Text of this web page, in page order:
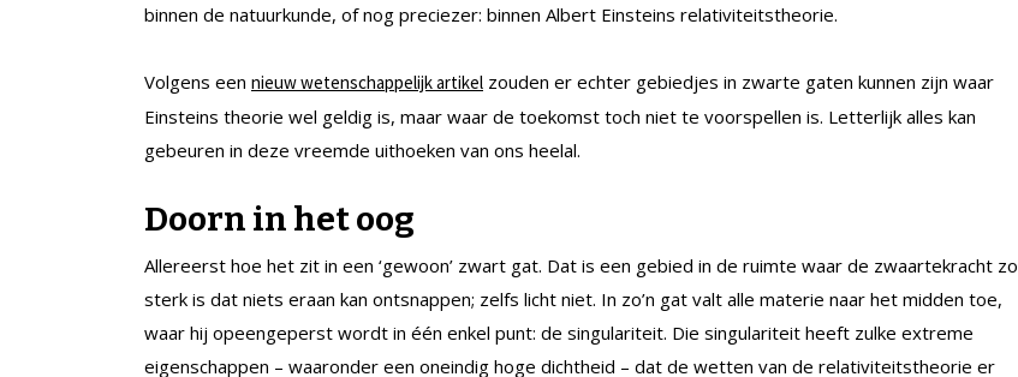
binnen de natuurkunde, of nog preciezer: binnen Albert Einsteins relativiteitstheorie.
Volgens een nieuw wetenschappelijk artikel zouden er echter gebiedjes in zwarte gaten kunnen zijn waar
Einsteins theorie wel geldig is, maar waar de toekomst toch niet te voorspellen is. Letterlijk alles kan
gebeuren in deze vreemde uithoeken van ons heelal.
Doorn in het oog
Allereerst hoe het zit in een ‘gewoon’ zwart gat. Dat is een gebied in de ruimte waar de zwaartekracht zo
sterk is dat niets eraan kan ontsnappen; zelfs licht niet. In zo’n gat valt alle materie naar het midden toe,
waar hij opeengeperst wordt in één enkel punt: de singulariteit. Die singulariteit heeft zulke extreme
eigenschappen – waaronder een oneindig hoge dichtheid – dat de wetten van de relativiteitstheorie er